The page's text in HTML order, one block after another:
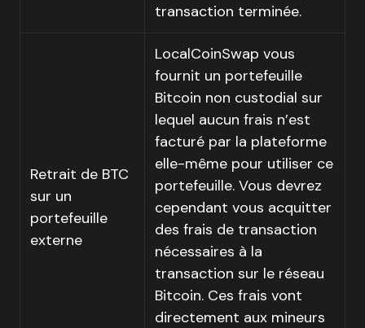
transaction terminée.
Retrait de BTC
sur un
portefeuille
externe
LocalCoinSwap vous
fournit un portefeuille
Bitcoin non custodial sur
lequel aucun frais n’est
facturé par la plateforme
elle-même pour utiliser ce
portefeuille. Vous devrez
cependant vous acquitter
des frais de transaction
nécessaires à la
transaction sur le réseau
Bitcoin. Ces frais vont
directement aux mineurs